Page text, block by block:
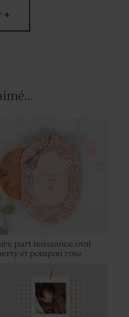
à vent baptême beige
son crayon gris
+
part naissance oval
et pompon rose